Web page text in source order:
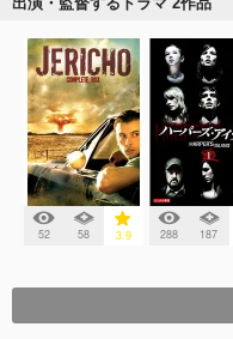
52 58 3.9 288 187